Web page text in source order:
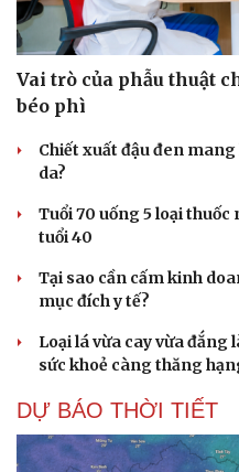
Vai trò của phẫu thuật
béo phì
Chiết xuất đậu đen
da?
Tuổi 70 uống 5 loại
tuổi 40
Tại sao cần cấm kinh
mục đích y tế?
Loại lá vừa cay vừa đắng
sức khoẻ càng thăng
DỰ BÁO THỜI TIẾT